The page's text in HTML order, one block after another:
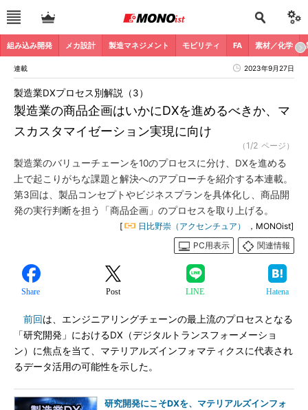
組み込み開発 メカ設計 製造マネジメント モビリティ FA 素材／化学
連載 2023年9月27日
製造業の商品企画はいかにDXを進めるべきか、マ
スカスタマイゼーション実現に向け
製造業DXプロセス別解説（3）
（1/2 ページ）
製造業のバリューチェーンを10のプロセスに分け、DXを進める
上で起こりがちな課題と解決へのアプローチを紹介する本連載。
第3回は、製品コンセプトやビジネスプランを具体化し、商品開
発の実行判断を担う「商品企画」のプロセスを取り上げる。
[ 日比野崇（アクセンチュア）
，MONOist]
PC用表示
関連情報
Share Post LINE Hatena
前回は、エンジニアリングチェーンの最上流のプロセスとなる
「研究開発」におけるDX（デジタルトランスフォーメーショ
ン）に焦点を当て、マテリアルズインフォマティクスに代表され
るデータ活用の可能性を示した。
研究開発にこそDXを、マテリアルズインフォ